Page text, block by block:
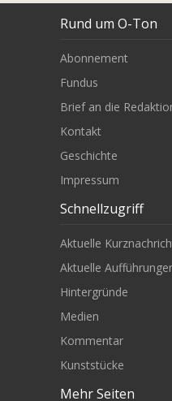
Rund um O-Ton
Abonnement
Fundus
Brief an die
Kontakt
Geschichte
Impressum
Schnellzugriff
Aktuelle
Aktuelle
Hintergründe
Medien
Kommentar
Kunststücke
Mehr Seiten